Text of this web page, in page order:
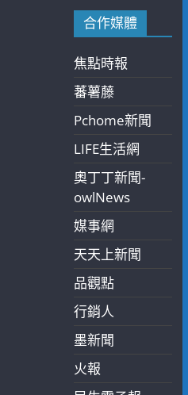
合作媒體
焦點時報
蕃薯藤
Pchome新聞
LIFE生活網
奧丁丁新聞-
owlNews
媒事網
天天上新聞
品觀點
行銷人
墨新聞
火報